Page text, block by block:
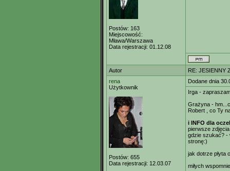
Postów: 163
Miejscowość:
Mława/Warszawa
Data rejestracji: 01.12.08
Autor
RE: JESIENNY
rena
Użytkownik
Postów: 655
Data rejestracji: 12.03.07
Dodane dnia
Irga -
Grażyna -
Robert , co Ty
i INFO dla
pierwsze
gdzie szukać? -
stronę:)
jak dotrze płyta
miłych